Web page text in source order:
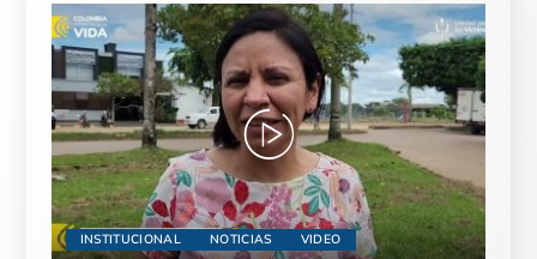
INSTITUCIONAL NOTICIAS VIDEO